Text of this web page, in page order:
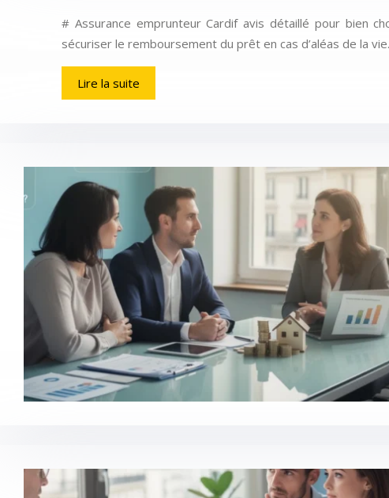
# Assurance emprunteur Cardif avis détaillé pour bien
sécuriser le remboursement du prêt en cas d’aléas de la
Lire la suite